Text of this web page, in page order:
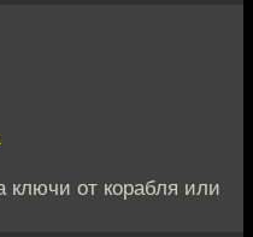
ключи от корабля или